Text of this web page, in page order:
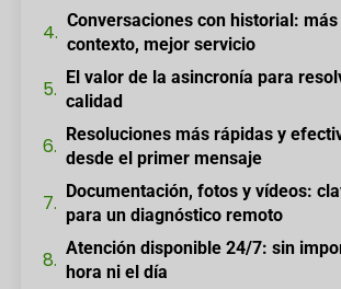
Conversaciones con historial: más
contexto, mejor servicio
El valor de la asincronía para
calidad
Resoluciones más rápidas y
desde el primer mensaje
Documentación, fotos y vídeos:
para un diagnóstico remoto
Atención disponible 24/7: sin
hora ni el día